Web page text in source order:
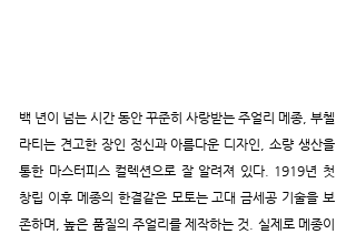
백 년이 넘는 시간 동안 꾸준히 사랑받는 주얼리 메종, 부첼
라티는 견고한 장인 정신과 아름다운 디자인, 소량 생산을
통한 마스터피스 컬렉션으로 잘 알려져 있다. 1919년 첫
창립 이후 메종의 한결같은 모토는 고대 금세공 기술을 보
존하며, 높은 품질의 주얼리를 제작하는 것. 실제로 메종이